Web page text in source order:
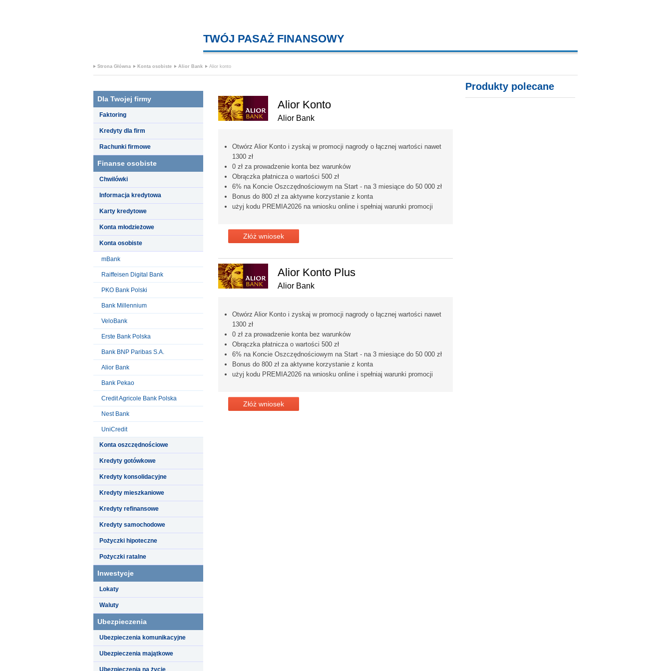
TWÓJ PASAŻ FINANSOWY
Strona Główna Konta osobiste Alior Bank Alior konto
Dla Twojej firmy
Faktoring
Kredyty dla firm
Rachunki firmowe
Finanse osobiste
Chwilówki
Informacja kredytowa
Karty kredytowe
Konta młodzieżowe
Konta osobiste
mBank
Raiffeisen Digital Bank
PKO Bank Polski
Bank Millennium
VeloBank
Erste Bank Polska
Bank BNP Paribas S.A.
Alior Bank
Bank Pekao
Credit Agricole Bank Polska
Nest Bank
UniCredit
Konta oszczędnościowe
Kredyty gotówkowe
Kredyty konsolidacyjne
Kredyty mieszkaniowe
Kredyty refinansowe
Kredyty samochodowe
Pożyczki hipoteczne
Pożyczki ratalne
Inwestycje
Lokaty
Waluty
Ubezpieczenia
Ubezpieczenia komunikacyjne
Ubezpieczenia majątkowe
Ubezpieczenia na życie
Alior Konto
Alior Bank
Otwórz Alior Konto i zyskaj w promocji nagrody o łącznej wartości nawet
1300 zł
0 zł za prowadzenie konta bez warunków
Obrączka płatnicza o wartości 500 zł
6% na Koncie Oszczędnościowym na Start - na 3 miesiące do 50 000 zł
Bonus do 800 zł za aktywne korzystanie z konta
użyj kodu PREMIA2026 na wniosku online i spełniaj warunki promocji
Złóż wniosek
Alior Konto Plus
Alior Bank
Otwórz Alior Konto i zyskaj w promocji nagrody o łącznej wartości nawet
1300 zł
0 zł za prowadzenie konta bez warunków
Obrączka płatnicza o wartości 500 zł
6% na Koncie Oszczędnościowym na Start - na 3 miesiące do 50 000 zł
Bonus do 800 zł za aktywne korzystanie z konta
użyj kodu PREMIA2026 na wniosku online i spełniaj warunki promocji
Złóż wniosek
Produkty polecane